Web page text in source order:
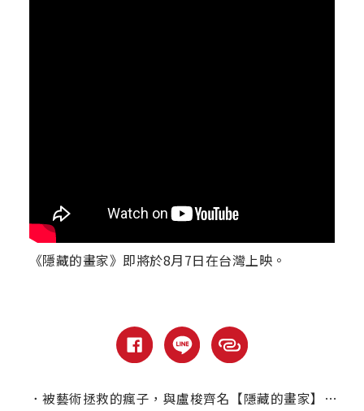
《隱藏的畫家》即將於8月7日在台灣上映。
． 被藝術拯救的瘋子，與盧梭齊名【隱藏的畫家】睡豬籠流浪被撿到